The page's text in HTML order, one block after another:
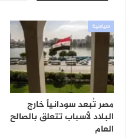
سياسية
مصر تُبعد سودانياً خارج
البلاد لأسباب تتعلق بالصالح
العام